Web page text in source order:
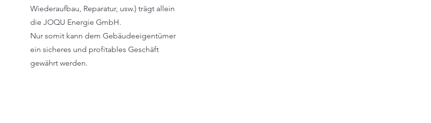
Wiederaufbau, Reparatur, usw.) trägt allein
die JOQU Energie GmbH.
Nur somit kann dem Gebäudeeigentümer
ein sicheres und profitables Geschäft
gewährt werden.